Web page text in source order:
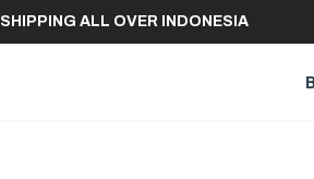
FREE SHIPPING ALL OVER INDONESIA